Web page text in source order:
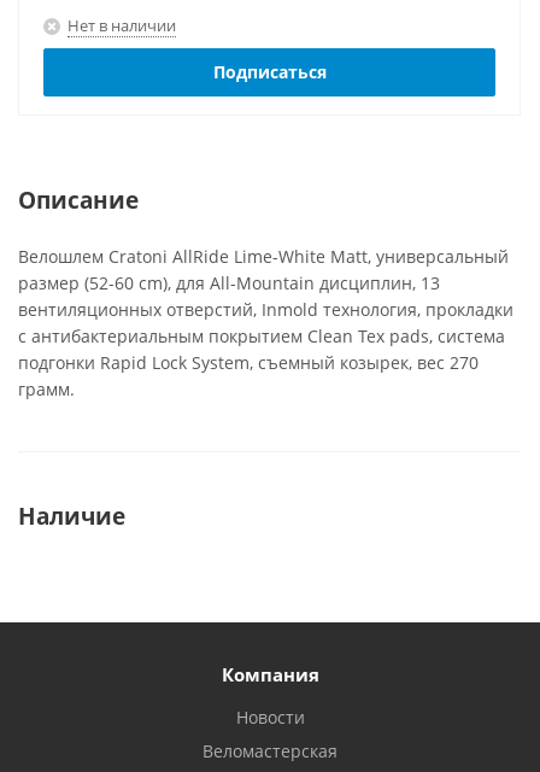
Нет в наличии
Подписаться
Описание
Велошлем Cratoni AllRide Lime-White Matt, универсальный
размер (52-60 cm), для All-Mountain дисциплин, 13
вентиляционных отверстий, Inmold технология, прокладки
с антибактериальным покрытием Clean Tex pads, система
подгонки Rapid Lock System, съемный козырек, вес 270
грамм.
Наличие
Компания
Новости
Веломастерская